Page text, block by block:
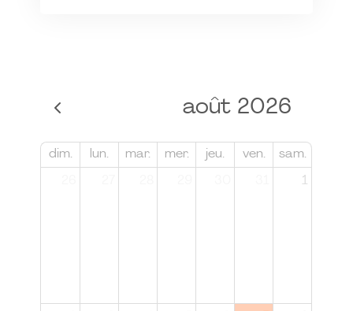
août 2026
dim. lun. mar. mer. jeu. ven. sam.
1